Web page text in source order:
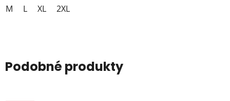
M L XL 2XL
Podobné produkty